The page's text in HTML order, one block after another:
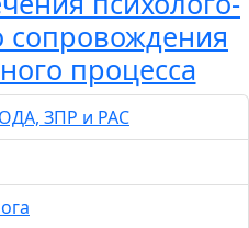
сопровождения
процесса
ЗПР и РАС